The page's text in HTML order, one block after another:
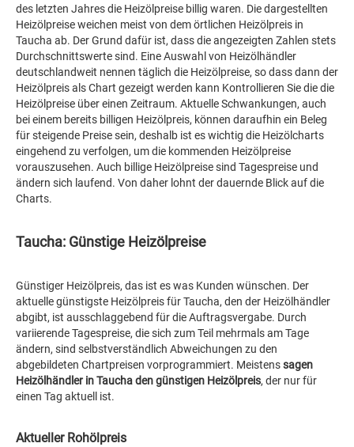
des letzten Jahres die Heizölpreise billig waren. Die dargestellten
Heizölpreise weichen meist von dem örtlichen Heizölpreis in
Taucha ab. Der Grund dafür ist, dass die angezeigten Zahlen stets
Durchschnittswerte sind. Eine Auswahl von Heizölhändler
deutschlandweit nennen täglich die Heizölpreise, so dass dann der
Heizölpreis als Chart gezeigt werden kann Kontrollieren Sie die die
Heizölpreise über einen Zeitraum. Aktuelle Schwankungen, auch
bei einem bereits billigen Heizölpreis, können daraufhin ein Beleg
für steigende Preise sein, deshalb ist es wichtig die Heizölcharts
eingehend zu verfolgen, um die kommenden Heizölpreise
vorauszusehen. Auch billige Heizölpreise sind Tagespreise und
ändern sich laufend. Von daher lohnt der dauernde Blick auf die
Charts.
Taucha: Günstige Heizölpreise
Günstiger Heizölpreis, das ist es was Kunden wünschen. Der
aktuelle günstigste Heizölpreis für Taucha, den der Heizölhändler
abgibt, ist ausschlaggebend für die Auftragsvergabe. Durch
variierende Tagespreise, die sich zum Teil mehrmals am Tage
ändern, sind selbstverständlich Abweichungen zu den
abgebildeten Chartpreisen vorprogrammiert. Meistenssagen
Heizölhändler in Taucha den günstigen Heizölpreis, der nur für
einen Tag aktuell ist.
Aktueller Rohölpreis